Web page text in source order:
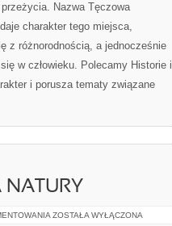
Nazwa Tęczowa
charakter tego miejsca,
z różnorodnością, a jednocześnie
w człowieku. Polecamy Historie i
i porusza tematy związane
ZORZA
ZOSTAŁA WYŁĄCZONA